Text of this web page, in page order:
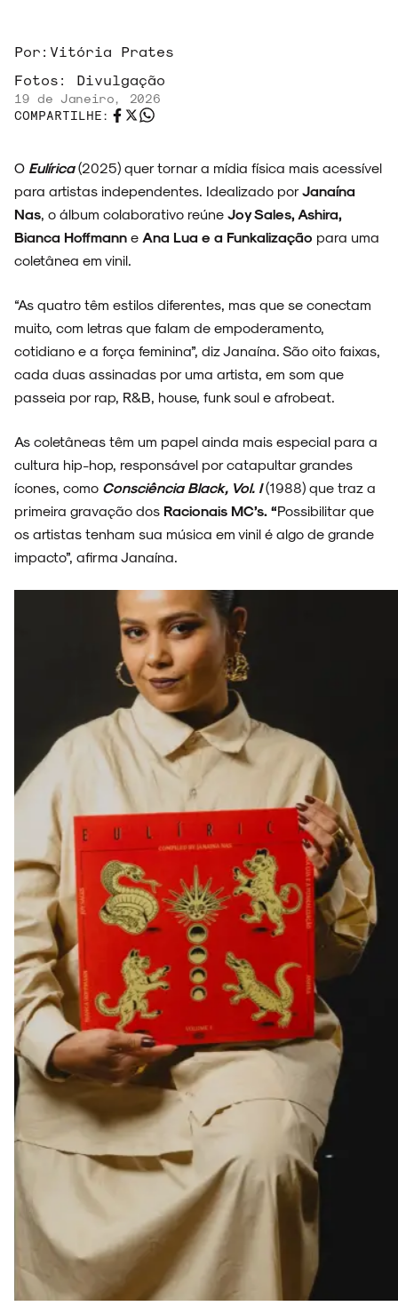
Por: Vitória Prates
Fotos: Divulgação
19 de Janeiro, 2026
COMPARTILHE:
O Eulírica(2025) quer tornar a mídia física mais acessível
para artistas independentes. Idealizado porJanaína
Nas, o álbum colaborativo reúne Joy Sales, Ashira,
Bianca Hoffmann e Ana Lua e a Funkalização para uma
coletânea em vinil.
“As quatro têm estilos diferentes, mas que se conectam
muito, com letras que falam de empoderamento,
cotidiano e a força feminina”, diz Janaína. São oito faixas,
cada duas assinadas por uma artista, em som que
passeia por rap, R&B, house, funk soul e afrobeat.
As coletâneas têm um papel ainda mais especial para a
cultura hip-hop, responsável por catapultar grandes
ícones, como Consciência Black, Vol. I(1988) que traz a
primeira gravação dos Racionais MC’s. “Possibilitar que
os artistas tenham sua música em vinil é algo de grande
impacto”, afirma Janaína.